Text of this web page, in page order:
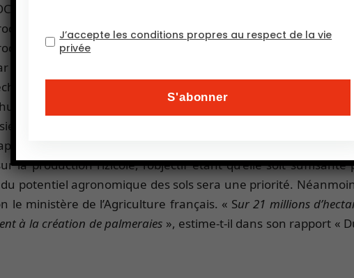
dans son rapport sur l’agriculture intitulé « Perspectives
de l’agriculture sud asiatique affectera en
agricole ne reposera plus sur une extension
le passé (+ 40 % entre 1980 et 2013) mais sur
et l’innovation pour accroître les rendements en
devrait tomber à 2 % d’ici 2026 contre 6.5 % au cours des
Cambodge, Philippines, Thaïlande, Malaisie, et Laos)
à leur situation (barrières douanières aux produits
la production rizicole, l’objectif étant qu’elle soit
potentiel agronomique des sols sera une priorité.
le ministère de l’Agriculture français. « Sur 21 millions
à la création de palmeraies », estime-t-il dans son rapport «
J’accepte les conditions propres au respect de la vie
privée